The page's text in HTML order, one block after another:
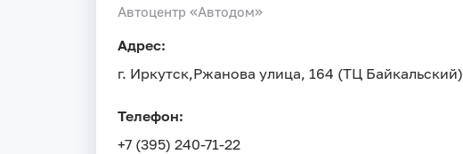
Автоцентр «Автодом»
Адрес:
г. Иркутск,Ржанова улица, 164 (ТЦ Байкальский)
Телефон:
+7 (395) 240-71-22